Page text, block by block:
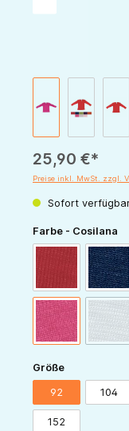
25,90 €*
Preise inkl. MwSt. zzgl.
Sofort
Farbe - Cosilana
pink grau
Größeauswählen
92 104
152